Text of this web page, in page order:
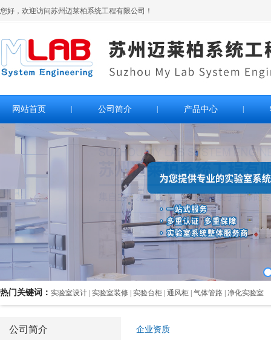
您好，欢迎访问苏州迈莱柏系统工程有限公司！
网站首页 公司简介 产品中心
热门关键词： 实验室设计 | 实验室装修 | 实验台柜 | 通风柜 | 气体管路 | 净化实验室
公司简介 企业资质